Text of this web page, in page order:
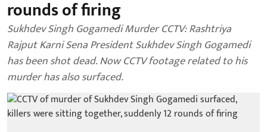
rounds of firing
Sukhdev Singh Gogamedi Murder CCTV: Rashtriya
Rajput Karni Sena President Sukhdev Singh Gogamedi
has been shot dead. Now CCTV footage related to his
murder has also surfaced.